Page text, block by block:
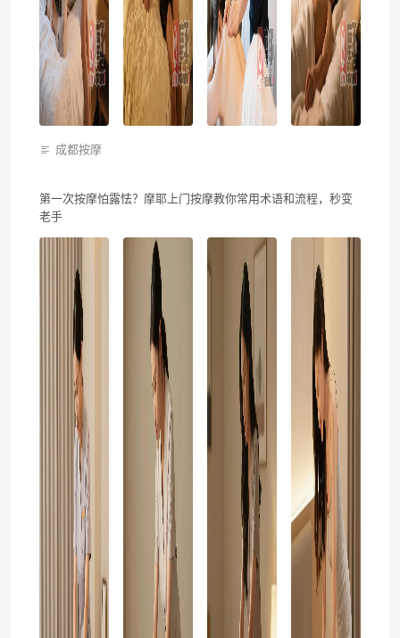
成都按摩
第一次按摩怕露怯？摩耶上门按摩教你常用术语和流程，秒变
老手